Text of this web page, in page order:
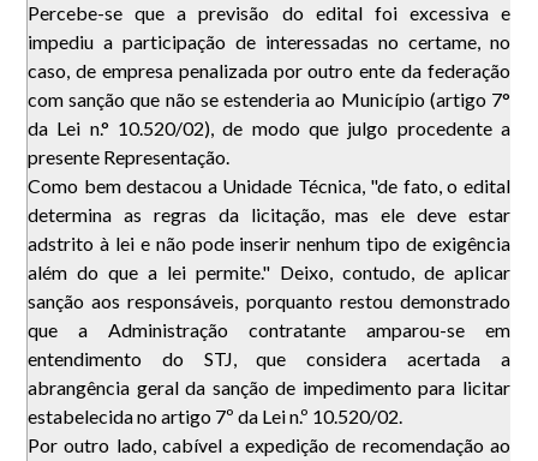
Percebe-se que a previsão do edital foi excessiva e
impediu a participação de interessadas no certame, no
caso, de empresa penalizada por outro ente da federação
com sanção que não se estenderia ao Município (artigo 7°
da Lei n.° 10.520/02), de modo que julgo procedente a
presente Representação.
Como bem destacou a Unidade Técnica, "de fato, o edital
determina as regras da licitação, mas ele deve estar
adstrito à lei e não pode inserir nenhum tipo de exigência
além do que a lei permite." Deixo, contudo, de aplicar
sanção aos responsáveis, porquanto restou demonstrado
que a Administração contratante amparou-se em
entendimento do STJ, que considera acertada a
abrangência geral da sanção de impedimento para licitar
estabelecida no artigo 7º da Lei n.º 10.520/02.
Por outro lado, cabível a expedição de recomendação ao